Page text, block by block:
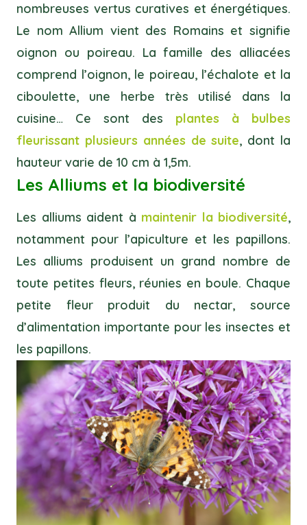
nombreuses vertus curatives et énergétiques.
Le nom Allium vient des Romains et signifie
oignon ou poireau. La famille des alliacées
comprend l’oignon, le poireau, l’échalote et la
ciboulette, une herbe très utilisé dans la
cuisine… Ce sont des plantes à bulbes
fleurissant plusieurs années de suite, dont la
hauteur varie de 10 cm à 1,5m.
Les Alliums et la biodiversité
Les alliums aident à maintenir la biodiversité,
notamment pour l’apiculture et les papillons.
Les alliums produisent un grand nombre de
toute petites fleurs, réunies en boule. Chaque
petite fleur produit du nectar, source
d’alimentation importante pour les insectes et
les papillons.